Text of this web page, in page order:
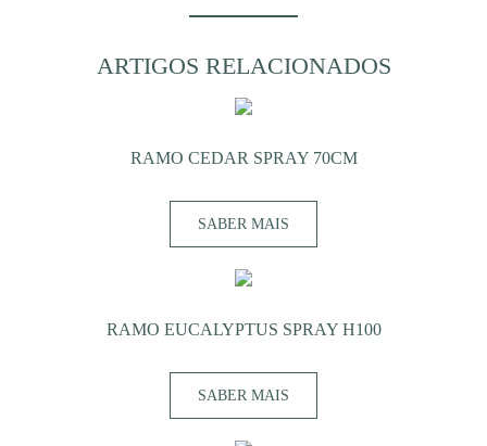
ARTIGOS RELACIONADOS
RAMO CEDAR SPRAY 70CM
SABER MAIS
RAMO EUCALYPTUS SPRAY H100
SABER MAIS